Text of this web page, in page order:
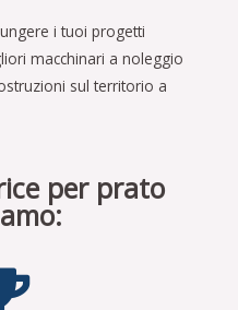
i tuoi progetti
macchinari a noleggio
sul territorio a
per prato